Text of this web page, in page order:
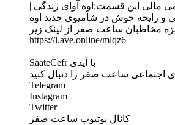
و رایحه خوش در شامپوی جدید اوه
مخاطبان ساعت صفر از لینک زیر
https://l.ave.online/mlqz6
SaateCefr با آیدی
اجتماعی ساعت صفر را دنبال کنید
Telegram
Instagram
Twitter
کانال یوتیوب ساعت صفر